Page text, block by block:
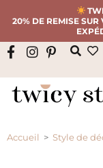
20% DE REMISE
Accueil > Style de